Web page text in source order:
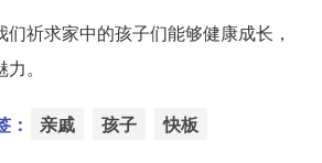
祈求家中的孩子们能够健康成长，
。
： 亲戚 孩子 快板